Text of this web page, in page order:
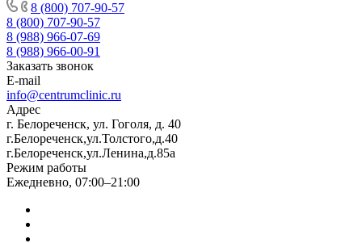
8 (800) 707-90-57
8 (800) 707-90-57
8 (988) 966-07-69
8 (988) 966-00-91
Заказать звонок
E-mail
info@centrumclinic.ru
Адрес
г. Белореченск, ул. Гоголя, д. 40
г.Белореченск,ул.Толстого,д.40
г.Белореченск,ул.Ленина,д.85а
Режим работы
Ежедневно, 07:00–21:00